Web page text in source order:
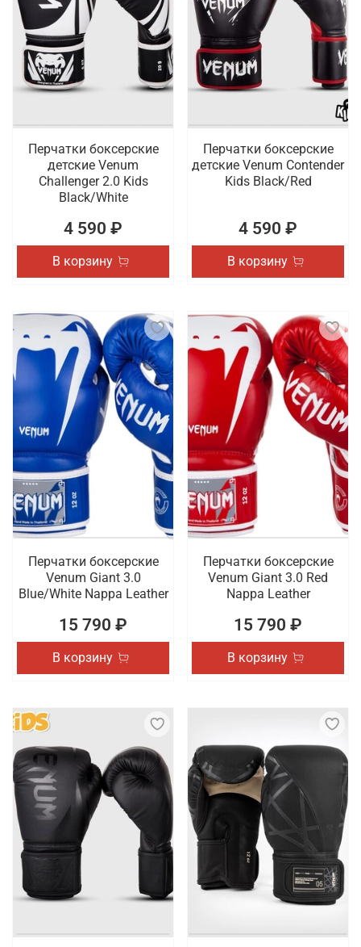
Перчатки боксерские
детские Venum
Challenger 2.0 Kids
Black/White
4 590 ₽
В корзину
Перчатки боксерские
детские Venum Contender
Kids Black/Red
4 590 ₽
В корзину
Перчатки боксерские
Venum Giant 3.0
Blue/White Nappa Leather
15 790 ₽
В корзину
Перчатки боксерские
Venum Giant 3.0 Red
Nappa Leather
15 790 ₽
В корзину